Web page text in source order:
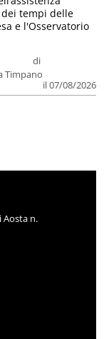
di
Timpano
il 07/08/2026
tempi delle
e l'Osservatorio
Aosta n.